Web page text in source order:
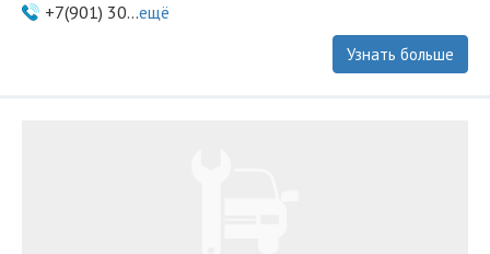
+7(901) 30...ещё
Узнать больше